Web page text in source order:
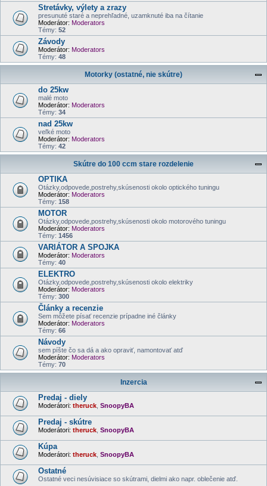
Stretávky, výlety a zrazy
presunuté staré a neprehľadné, uzamknuté iba na čítanie
Moderátor: Moderators
Témy: 52
Závody
Moderátor: Moderators
Témy: 48
Motorky (ostatné, nie skútre)
do 25kw
malé moto
Moderátor: Moderators
Témy: 34
nad 25kw
veľké moto
Moderátor: Moderators
Témy: 42
Skútre do 100 ccm stare rozdelenie
OPTIKA
Otázky,odpovede,postrehy,skúsenosti okolo optického tuningu
Moderátor: Moderators
Témy: 158
MOTOR
Otázky,odpovede,postrehy,skúsenosti okolo motorového tuningu
Moderátor: Moderators
Témy: 1456
VARIÁTOR A SPOJKA
Moderátor: Moderators
Témy: 40
ELEKTRO
Otázky,odpovede,postrehy,skúsenosti okolo elektriky
Moderátor: Moderators
Témy: 300
Články a recenzie
Sem môžete písať recenzie prípadne iné články
Moderátor: Moderators
Témy: 66
Návody
sem píšte čo sa dá a ako opraviť, namontovať atď
Moderátor: Moderators
Témy: 70
Inzercia
Predaj - diely
Moderátori: theruck SnoopyBA
Predaj - skútre
Moderátori: theruck SnoopyBA
Kúpa
Moderátori: theruck SnoopyBA
Ostatné
Ostatné veci nesúvisiace so skútrami, dielmi ako napr. oblečenie atď.